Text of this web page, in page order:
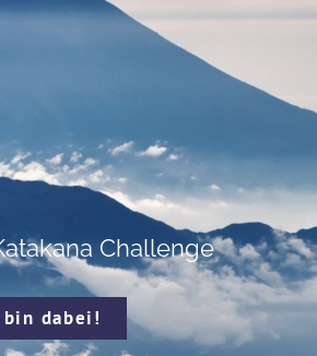
Challenge
dabei!